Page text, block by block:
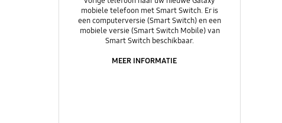
mobiele telefoon met Smart Switch. Er is
een computerversie (Smart Switch) en een
mobiele versie (Smart Switch Mobile) van
Smart Switch beschikbaar.
MEER INFORMATIE